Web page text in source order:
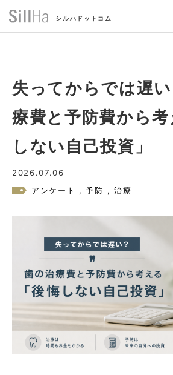
シルハドットコム
コラム
ヘルシーレシ
SillHa.comにつ
お問い合わせ
会社概要
利用規約
プライバシーポリ
失ってからでは遅
療費と予防費から
しない自己投資」
2026.07.06
アンケート
予防 治療